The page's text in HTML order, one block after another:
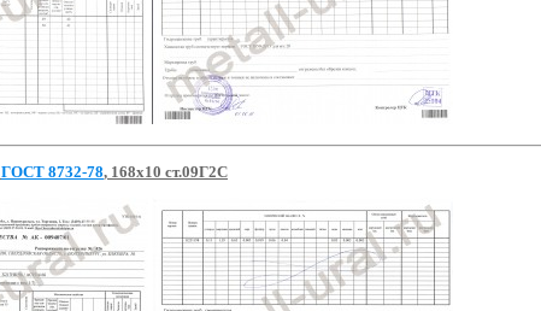
ГОСТ 8732-78, 168х10 ст.09Г2С